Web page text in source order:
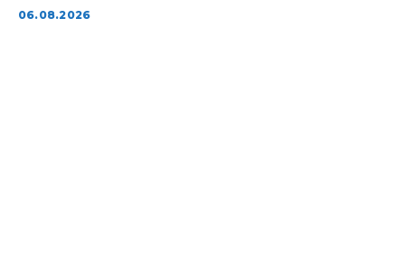
06.08.2026